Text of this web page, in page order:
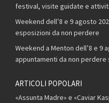
festival, visite guidate e
Weekend dell’8 e 9 agosto
esposizioni da non perdere
Weekend a Menton dell’8 e 9
appuntamenti da non perdere
ARTICOLI POPOLARI
«Assunta Madre» e «Caviar